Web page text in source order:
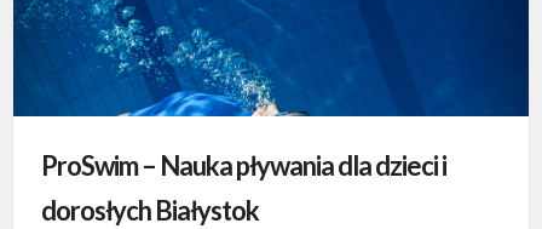
ProSwim – Nauka pływania dla dzieci i
dorosłych Białystok